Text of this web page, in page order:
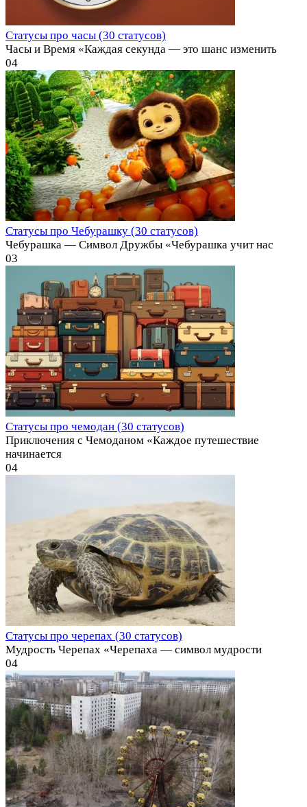
Статусы про часы (30 статусов)
Часы и Время «Каждая секунда — это шанс изменить
04
Статусы про Чебурашку (30 статусов)
Чебурашка — Символ Дружбы «Чебурашка учит нас
03
Статусы про чемодан (30 статусов)
Приключения с Чемоданом «Каждое путешествие
начинается
04
Статусы про черепах (30 статусов)
Мудрость Черепах «Черепаха — символ мудрости
04